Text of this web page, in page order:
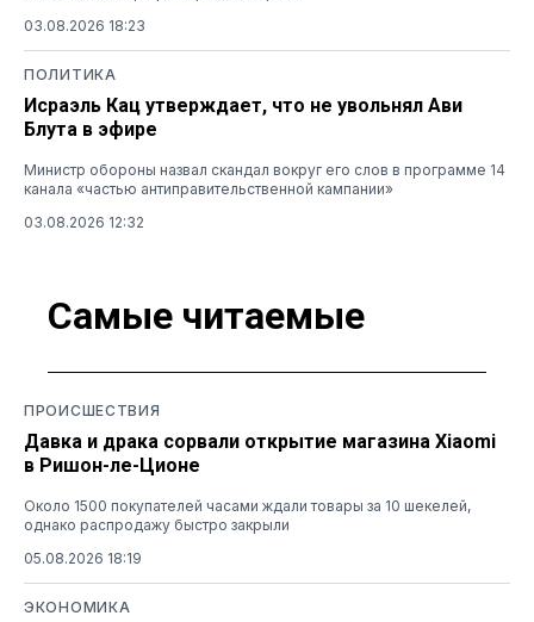
03.08.2026 18:23
ПОЛИТИКА
Исраэль Кац утверждает, что не увольнял Ави
Блута в эфире
Министр обороны назвал скандал вокруг его слов в программе 14
канала «частью антиправительственной кампании»
03.08.2026 12:32
Самые читаемые
ПРОИСШЕСТВИЯ
Давка и драка сорвали открытие магазина Xiaomi
в Ришон-ле-Ционе
Около 1500 покупателей часами ждали товары за 10 шекелей,
однако распродажу быстро закрыли
05.08.2026 18:19
ЭКОНОМИКА